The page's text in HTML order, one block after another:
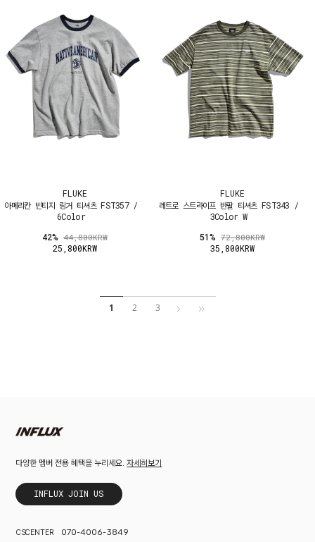
FLUKE
아메리칸 빈티지 링거 티셔츠 FST357 /
6Color
42% 44,800KRW
25,800KRW
FLUKE
레트로 스트라이프 반팔 티셔츠 FST343 /
3Color W
51% 72,800KRW
35,800KRW
1 2 3
다양한 멤버 전용 혜택을 누리세요.자세히보기
INFLUX JOIN US
CS CENTER
070-4006-3849